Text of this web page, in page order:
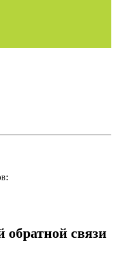
обратной связи